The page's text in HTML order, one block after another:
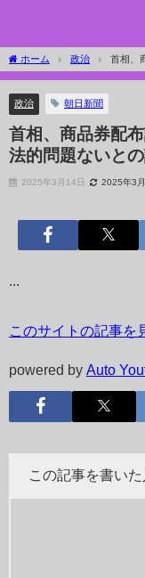
ホーム 政治
首相、
との認識
政治 朝日新聞
首相、商品券配
法的問題ないと
2025年3月14日 2025年3
...
このサイトの記事を
powered by Auto
この記事を書いた